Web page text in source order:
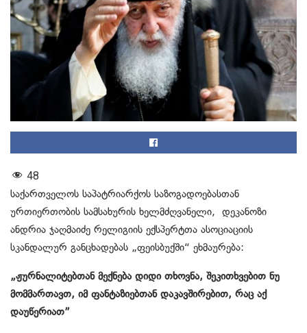
48
საქართველოს საპატრიარქოს საზოგადოებასთან
ურთიერთობის სამსახურის ხელმძღვანელი, დეკანოზი
ანდრია ჯაღმაიძე რელიგიის ექსპერტთა ასოციაციის
სკანდალურ განცხადებას „ფეისბუქში“ ეხმაურება:
„ჟურნალიტებთან მექნება დიდი თხოვნა, შეკითხვებით ნუ
მომმართავთ, იმ ფანტაზიებთან დაკავშირებით, რაც აქ
დაუწერიათ”